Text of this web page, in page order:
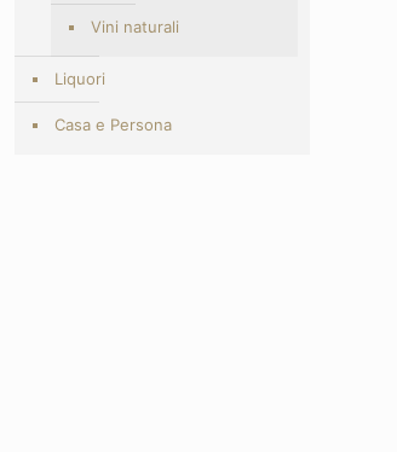
Vini naturali
Liquori
Casa e Persona